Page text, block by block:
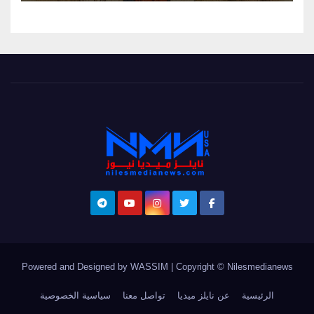
Powered and Designed by WASSIM Copyright © Nilesmedianews
الرئيسية عن نايلز ميديا تواصل معنا سياسية الخصوصية